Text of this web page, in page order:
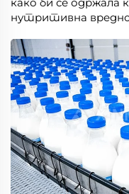
нутритивна